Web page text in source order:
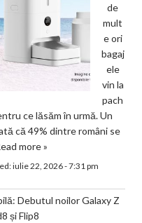
de
mult
e ori
bagaj
ele
vin la
pach
ce lăsăm în urmă. Un
că 49% dintre români se
more »
iulie 22, 2026 - 7:31 pm
Debutul noilor Galaxy Z
și Flip8